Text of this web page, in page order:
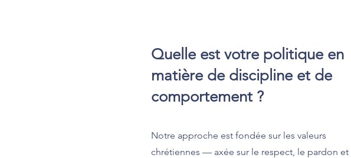
Quelle est votre politique en
matière de discipline et de
comportement ?
Notre approche est fondée sur les valeurs
chrétiennes — axée sur le respect, le pardon et